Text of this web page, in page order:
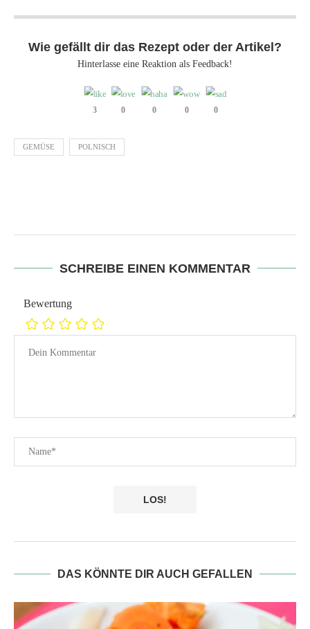
Wie gefällt dir das Rezept oder der Artikel?
Hinterlasse eine Reaktion als Feedback!
3 0 0 0 0
GEMÜSE POLNISCH
SCHREIBE EINEN KOMMENTAR
Bewertung
DAS KÖNNTE DIR AUCH GEFALLEN